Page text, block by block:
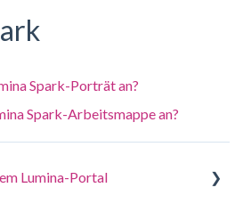
Spark-Porträt an?
Spark-Arbeitsmappe an?
Lumina-Portal